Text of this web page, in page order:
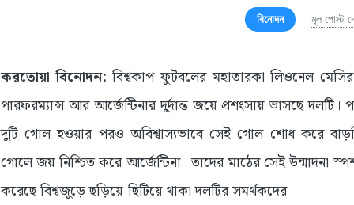
বিনোদন মূল পোস্ট
করতোয়া বিনোদন:বিশ্বকাপ ফুটবলের মহাতারকা লিওনেল
পারফরম্যান্স আর আর্জেন্টিনার দুর্দান্ত জয়ে প্রশংসায় ভাসছে দলটি।
দুটি গোল হওয়ার পরও অবিশ্বাস্যভাবে সেই গোল শোধ করে
গোলে জয় নিশ্চিত করে আর্জেন্টিনা। তাদের মাঠের সেই উন্মাদনা
করেছে বিশ্বজুড়ে ছড়িয়ে-ছিটিয়ে থাকা দলটির সমর্থকদের।